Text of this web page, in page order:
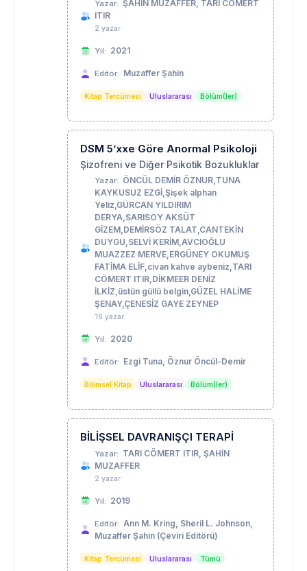
Yazar: ŞAHİN MUZAFFER, TARI CÖMERT
ITIR
2 yazar
Yıl: 2021
Editör: Muzaffer Şahin
Kitap Tercümesi Uluslararası Bölüm(ler)
DSM 5’xxe Göre Anormal Psikoloji
Şizofreni ve Diğer Psikotik Bozukluklar
Yazar: ÖNCÜL DEMİR ÖZNUR,TUNA
KAYKUSUZ EZGİ,Şişek alphan
Yeliz,GÜRCAN YILDIRIM
DERYA,SARISOY AKSÜT
GİZEM,DEMİRSÖZ TALAT,CANTEKİN
DUYGU,SELVİ KERİM,AVCIOĞLU
MUAZZEZ MERVE,ERGÜNEY OKUMUŞ
FATİMA ELİF,civan kahve aybeniz,TARI
CÖMERT ITIR,DİKMEER DENİZ
İLKİZ,üstün güllü belgin,GÜZEL HALİME
ŞENAY,ÇENESİZ GAYE ZEYNEP
16 yazar
Yıl: 2020
Editör: Ezgi Tuna, Öznur Öncül-Demir
Bilimsel Kitap Uluslararası Bölüm(ler)
BİLİŞSEL DAVRANIŞÇI TERAPİ
Yazar: TARI CÖMERT ITIR, ŞAHİN
MUZAFFER
2 yazar
Yıl: 2019
Editör: Ann M. Kring, Sheril L. Johnson,
Muzaffer Şahin (Çeviri Editörü)
Kitap Tercümesi Uluslararası Tümü